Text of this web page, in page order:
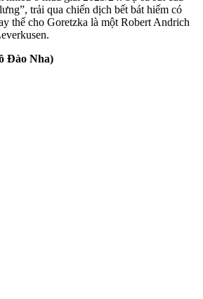
trải qua chiến dịch bết bát hiếm có
thế cho Goretzka là một Robert Andrich
Đào Nha)